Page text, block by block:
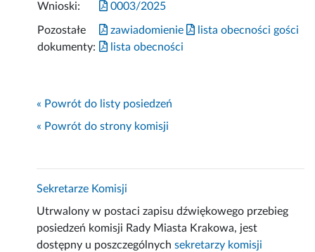
Wnioski: 0003/2025
Pozostałe
dokumenty:
zawiadomienie
lista obecności gości
lista obecności
« Powrót do listy posiedzeń
« Powrót do strony komisji
Sekretarze Komisji
Utrwalony w postaci zapisu dźwiękowego przebieg
posiedzeń komisji Rady Miasta Krakowa, jest
dostępny u poszczególnychsekretarzy komisji